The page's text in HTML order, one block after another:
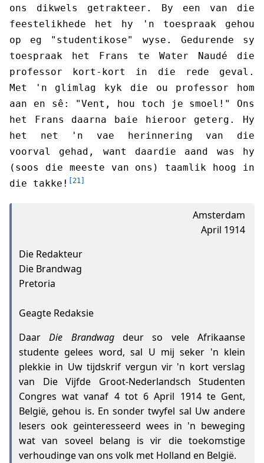
ons dikwels getrakteer. By een van die
feestelikhede het hy 'n toespraak gehou
op eg "studentikose" wyse. Gedurende sy
toespraak het Frans te Water Naudé die
professor kort-kort in die rede geval.
Met 'n glimlag kyk die ou professor hom
aan en sê: "Vent, hou toch je smoel!" Ons
het Frans daarna baie hieroor geterg. Hy
het net 'n vae herinnering van die
voorval gehad, want daardie aand was hy
(soos die meeste van ons) taamlik hoog in
die takke!
[21]
Amsterdam
April 1914
Die Redakteur
Die Brandwag
Pretoria
Geagte Redaksie
DaarDie Brandwagdeur so vele Afrikaanse
studente gelees word, sal U mij seker 'n klein
plekkie in Uw tijdskrif vergun vir 'n kort verslag
van Die Vijfde Groot-Nederlandsch Studenten
Congres wat vanaf 4 tot 6 April 1914 te Gent,
België, gehou is. En sonder twyfel sal Uw andere
lesers ook geinteresseerd wees in 'n beweging
wat van soveel belang is vir die toekomstige
verhoudinge van ons volk met Holland en België.